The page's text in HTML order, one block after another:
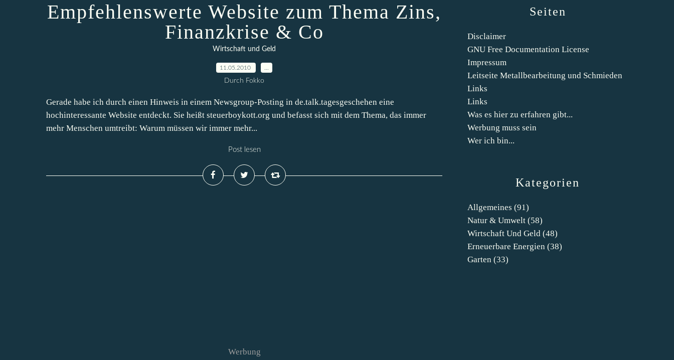
Empfehlenswerte Website zum Thema Zins,
Finanzkrise & Co
Wirtschaft und Geld
11.05.2010
Durch Fokko
Gerade habe ich durch einen Hinweis in einem Newsgroup-Posting in de.talk.tagesgeschehen eine
hochinteressante Website entdeckt. Sie heißt steuerboykott.org und befasst sich mit dem Thema, das immer
mehr Menschen umtreibt: Warum müssen wir immer mehr...
Post lesen
Werbung
Kategorien
Allgemeines (91)
Natur & Umwelt (58)
Wirtschaft Und Geld (48)
Erneuerbare Energien (38)
Garten (33)
Seiten
Disclaimer
GNU Free Documentation License
Impressum
Leitseite Metallbearbeitung und Schmieden
Links
Links
Was es hier zu erfahren gibt...
Werbung muss sein
Wer ich bin...